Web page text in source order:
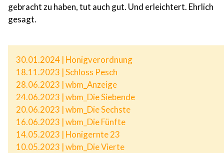
gebracht zu haben, tut auch gut. Und erleichtert. Ehrlich
gesagt.
30.01.2024 | Honigverordnung
18.11.2023 | Schloss Pesch
28.06.2023 | wbm_Anzeige
24.06.2023 | wbm_Die Siebende
20.06.2023 | wbm_Die Sechste
16.06.2023 | wbm_Die Fünfte
14.05.2023 | Honigernte 23
10.05.2023 | wbm_Die Vierte